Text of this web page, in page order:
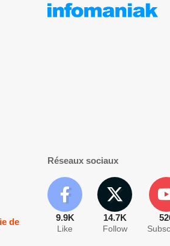
de
Réseaux sociaux
9.9K
Like
14.7K
Follow